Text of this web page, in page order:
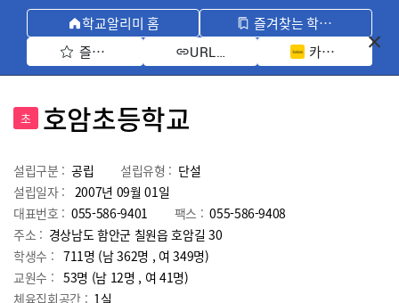
학교알리미 홈
즐겨찾는 학교 모아보기
즐겨찾기 선택
URL 복사 카카오톡 공유
초 호암초등학교
설립구분 : 공립 설립유형 : 단설
설립일자 : 2007년 09월 01일
대표번호 : 055-586-9401 팩스 : 055-586-9408
주소 : 경상남도 함안군 칠원읍 호암길 30
학생수 : 711명 (남 362명 , 여 349명)
교원수 : 53명 (남 12명 , 여 41명)
체육집회공간 : 1실